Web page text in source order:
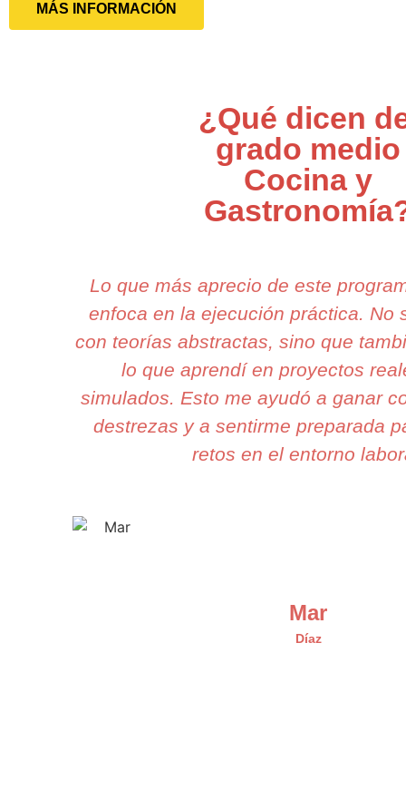
MÁS INFORMACIÓN
¿Qué dicen
grado medio
Cocina y
Lo que más aprecio de este
enfoca en la ejecución práctica. No
con teorías abstractas, sino que
lo que aprendí en proyectos
simulados. Esto me ayudó a ganar
destrezas y a sentirme preparada
retos en el entorno
Mar
Díaz